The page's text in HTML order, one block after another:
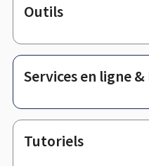
Pied
de
page
Outils
Services en ligne
Tutoriels